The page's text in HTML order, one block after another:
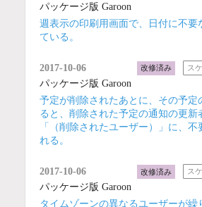
パッケージ版 Garoon
週表示の印刷用画面で、日付に不要
ている。
2017-10-06 改修済み ス
パッケージ版 Garoon
予定が削除されたあとに、その予定
ると、削除された予定の通知の更新
「（削除されたユーザー）」に、不
れる。
2017-10-06 改修済み ス
パッケージ版 Garoon
タイムゾーンの異なるユーザーが繰